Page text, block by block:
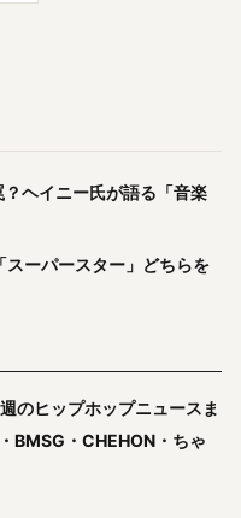
ヘイニー氏が語る「音楽
ーパースター」どちらを
のヒップホップニュースま
BMSG・CHEHON・ちゃ